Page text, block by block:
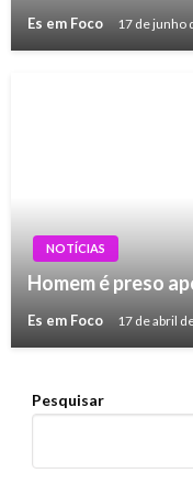
Es em Foco 17 de junho
NOTÍCIAS
Homem é preso
Es em Foco 17 de abril
Pesquisar